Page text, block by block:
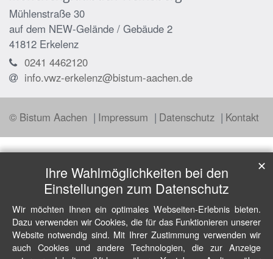
Mühlenstraße 30
auf dem NEW-Gelände / Gebäude 2
41812 Erkelenz
0241 4462120
info.vwz-erkelenz@bistum-aachen.de
© Bistum Aachen Impressum Datenschutz Kontakt
Ihre Wahlmöglichkeiten bei den
Einstellungen zum Datenschutz
Wir möchten Ihnen ein optimales Webseiten-Erlebnis bieten.
Dazu verwenden wir Cookies, die für das Funktionieren unserer
Website notwendig sind. Mit Ihrer Zustimmung verwenden wir
auch Cookies und andere Technologien, die zur Anzeige
✕